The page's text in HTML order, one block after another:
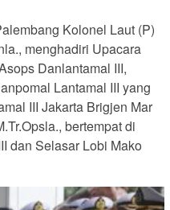
Kolonel Laut (P)
menghadiri Upacara
Danlantamal III,
Lantamal III yang
III Jakarta Brigjen Mar
bertempat di
dan Selasar Lobi Mako